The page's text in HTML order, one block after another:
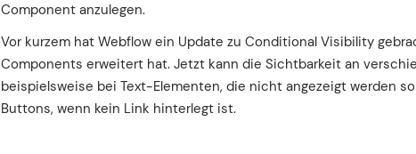
Component anzulegen.
Vor kurzem hat Webflow ein Update zu Conditional Visibility
Components erweitert hat. Jetzt kann die Sichtbarkeit an
beispielsweise bei Text-Elementen, die nicht angezeigt werden
Buttons, wenn kein Link hinterlegt ist.